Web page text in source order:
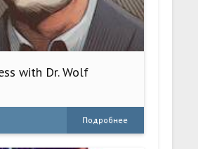
with Dr. Wolf
Подробнее